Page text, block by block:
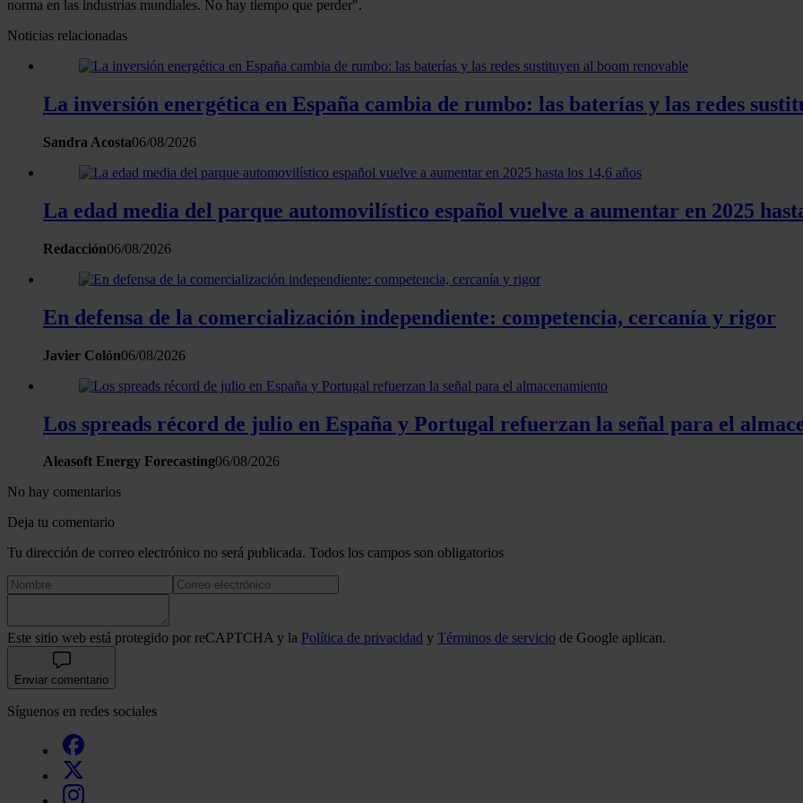
norma en las industrias mundiales. No hay tiempo que perder".
Noticias relacionadas
La inversión energética en España cambia de rumbo: las baterías y las redes
Sandra Acosta06/08/2026
La edad media del parque automovilístico español vuelve a aumentar en 2025
Redacción06/08/2026
En defensa de la comercialización independiente: competencia, cercanía y rigor
Javier Colón06/08/2026
Los spreads récord de julio en España y Portugal refuerzan la señal para el
Aleasoft Energy Forecasting06/08/2026
No hay comentarios
Deja tu comentario
Tu dirección de correo electrónico no será publicada. Todos los campos son obligatorios
Este sitio web está protegido por reCAPTCHA y la Política de privacidad y Términos de servicio de Google aplican.
Enviar comentario
Síguenos en redes sociales